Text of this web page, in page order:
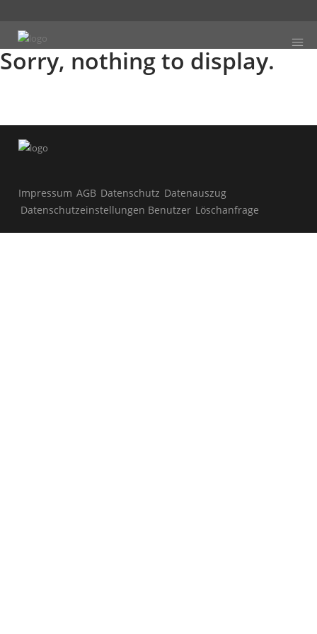
Sorry, nothing to display.
Impressum AGB Datenschutz Datenauszug
Datenschutzeinstellungen Benutzer Löschanfrage